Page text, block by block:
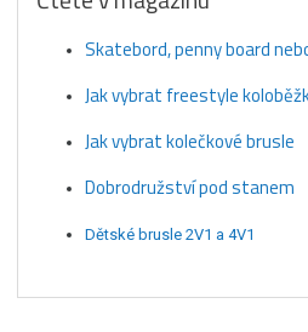
Skatebord, penny board
Jak vybrat freestyle
Jak vybrat kolečkové brusle
Dobrodružství pod stanem
Dětské brusle 2V1 a 4V1